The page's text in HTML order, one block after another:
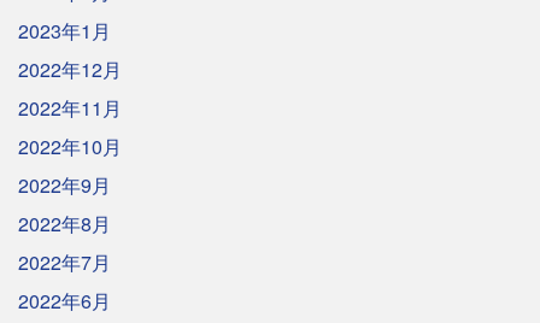
2023年1月
2022年12月
2022年11月
2022年10月
2022年9月
2022年8月
2022年7月
2022年6月